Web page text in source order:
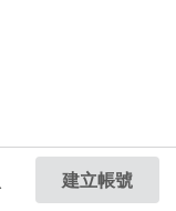
建立帳號